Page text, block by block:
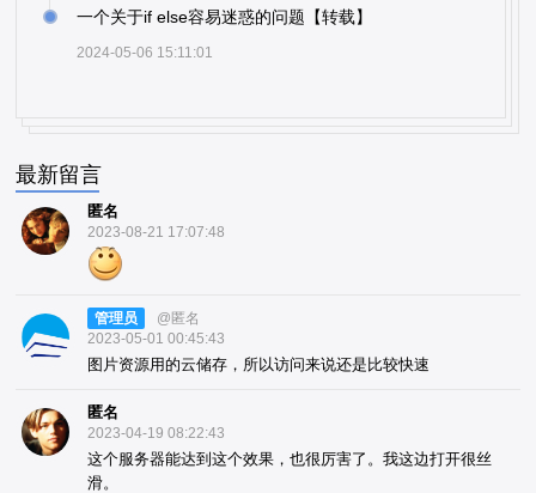
一个关于if else容易迷惑的问题【转载】
2024-05-06 15:11:01
最新留言
匿名
2023-08-21 17:07:48
管理员
@匿名
2023-05-01 00:45:43
图片资源用的云储存，所以访问来说还是比较快速
匿名
2023-04-19 08:22:43
这个服务器能达到这个效果，也很厉害了。我这边打开很丝
滑。